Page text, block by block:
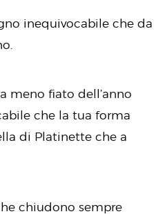
inequivocabile che da
meno fiato dell’anno
che la tua forma
di Platinette che a
chiudono sempre